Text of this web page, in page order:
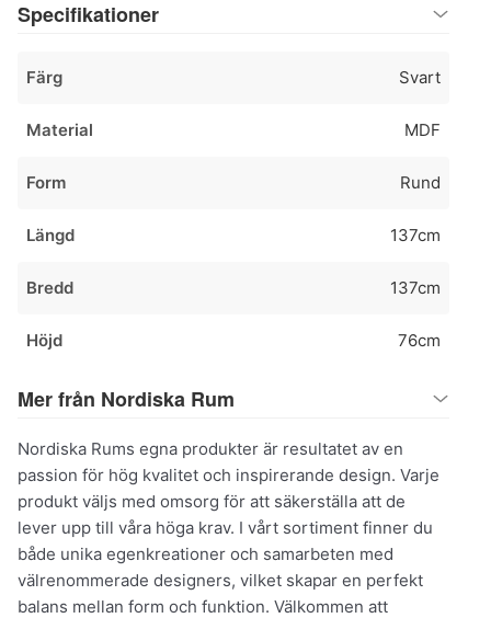
Specifikationer
Färg Svart
Material MDF
Form Rund
Längd 137cm
Bredd 137cm
Höjd 76cm
Mer från Nordiska Rum
Nordiska Rums egna produkter är resultatet av en
passion för hög kvalitet och inspirerande design. Varje
produkt väljs med omsorg för att säkerställa att de
lever upp till våra höga krav. I vårt sortiment finner du
både unika egenkreationer och samarbeten med
välrenommerade designers, vilket skapar en perfekt
balans mellan form och funktion. Välkommen att